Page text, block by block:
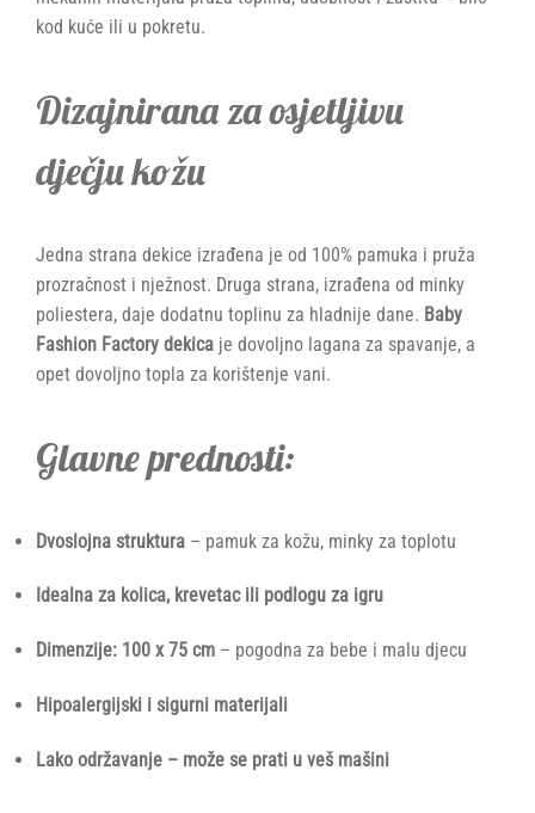
kod kuće ili u pokretu.
Dizajnirana za osjetljivu
dječju kožu
Jedna strana dekice izrađena je od 100% pamuka i pruža
prozračnost i nježnost. Druga strana, izrađena od minky
poliestera, daje dodatnu toplinu za hladnije dane. Baby
Fashion Factory dekica je dovoljno lagana za spavanje, a
opet dovoljno topla za korištenje vani.
Glavne prednosti:
Dvoslojna struktura – pamuk za kožu, minky za toplotu
Idealna za kolica, krevetac ili podlogu za igru
Dimenzije: 100 x 75 cm – pogodna za bebe i malu djecu
Hipoalergijski i sigurni materijali
Lako održavanje – može se prati u veš mašini